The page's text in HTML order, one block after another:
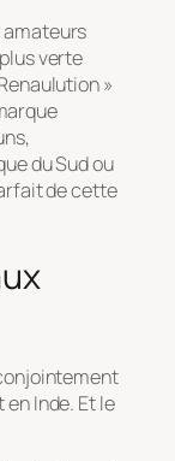
amateurs
verte
»
du Sud ou
de cette
Inde. Et le